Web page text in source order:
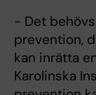
- Det
prevention,
kan inrätta
Karolinska